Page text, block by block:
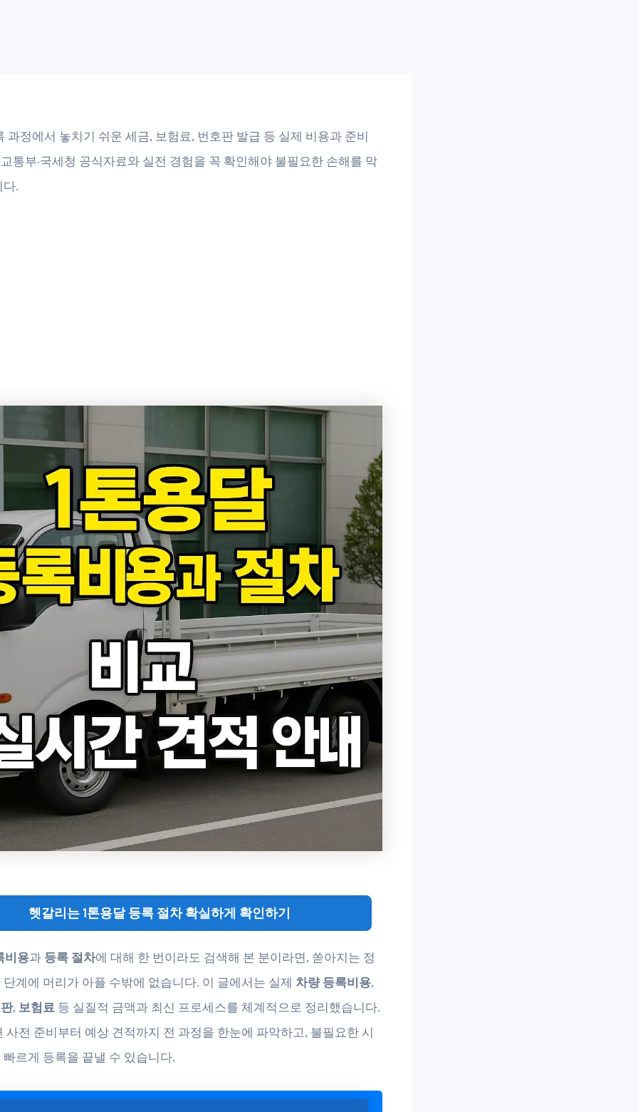
과정에서 놓치기 쉬운 세금, 보험료, 번호판 발급 등 실제 비용과 준비
통부·국세청 공식자료와 실전 경험을 꼭 확인해야 불필요한 손해를 막
다.
헷갈리는 1톤용달 등록 절차 확실하게 확인하기
비용과 등록 절차에 대해 한 번이라도 검색해 본 분이라면, 쏟아지는 정
계에 머리가 아플 수밖에 없습니다. 이 글에서는 실제 차량 등록비용,
, 보험료 등 실질적 금액과 최신 프로세스를 체계적으로 정리했습니다.
사전 준비부터 예상 견적까지 전 과정을 한눈에 파악하고, 불필요한 시
르게 등록을 끝낼 수 있습니다.